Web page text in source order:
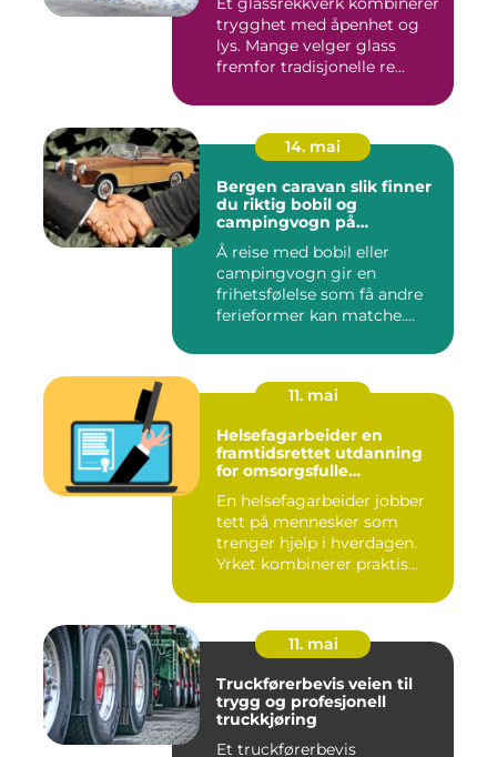
trygghet med åpenhet og
lys. Mange velger glass
fremfor tradisjonelle re...
14. mai
Bergen caravan slik finner
du riktig bobil og
campingvogn på
vestlandet
Å reise med bobil eller
campingvogn gir en
frihetsfølelse som få andre
ferieformer kan matche.
11. mai
Helsefagarbeider en
framtidsrettet utdanning
for omsorgsfulle
En helsefagarbeider jobber
tett på mennesker som
trenger hjelp i hverdagen.
Yrket kombinerer praktis...
11. mai
Truckførerbevis veien til
trygg og profesjonell
truckkjøring
Et truckførerbevis